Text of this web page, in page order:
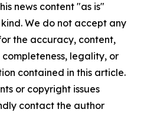
news content "as is"
We do not accept any
the accuracy, content,
completeness, legality, or
contained in this article.
or copyright issues
contact the author